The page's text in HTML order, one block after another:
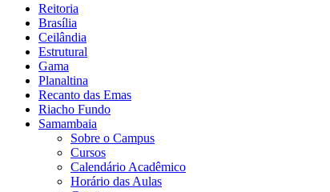
Reitoria
Brasília
Ceilândia
Estrutural
Gama
Planaltina
Recanto das Emas
Riacho Fundo
Samambaia
Sobre o Campus
Cursos
Calendário Acadêmico
Horário das Aulas